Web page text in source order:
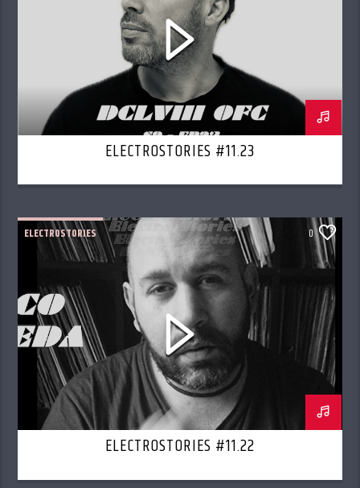
ELECTROSTORIES #11.23
ELECTROSTORIES 0
ELECTROSTORIES #11.22